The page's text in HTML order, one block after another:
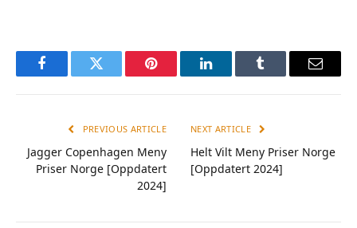
FacebookTwitter Pinterest LinkedInTumblr Email
PREVIOUS ARTICLE
Jagger Copenhagen Meny
Priser Norge [Oppdatert
2024]
NEXT ARTICLE
Helt Vilt Meny Priser Norge
[Oppdatert 2024]